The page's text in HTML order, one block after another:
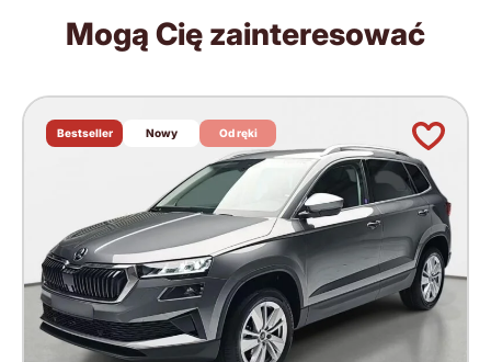
Mogą Cię zainteresować
Bestseller Nowy Od ręki